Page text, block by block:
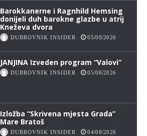
Barokkanerne i Ragnhild Hemsing
donijeli duh barokne glazbe u atrij
Kneževa dvora
DUBROVNIK INSIDER 05/08/2026
JANJINA Izveden program “Valovi”
DUBROVNIK INSIDER 05/08/2026
Izložba “Skrivena mjesta Grada”
Mare Bratoš
DUBROVNIK INSIDER 04/08/2026